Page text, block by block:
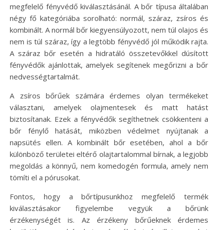
megfelelő fényvédő kiválasztásánál. A bőr típusa általában
négy fő kategóriába sorolható: normál, száraz, zsíros és
kombinált. A normál bőr kiegyensúlyozott, nem túl olajos és
nem is túl száraz, így a legtöbb fényvédő jól működik rajta.
A száraz bőr esetén a hidratáló összetevőkkel dúsított
fényvédők ajánlottak, amelyek segítenek megőrizni a bőr
nedvességtartalmát.
A zsíros bőrűek számára érdemes olyan termékeket
választani, amelyek olajmentesek és matt hatást
biztosítanak. Ezek a fényvédők segíthetnek csökkenteni a
bőr fénylő hatását, miközben védelmet nyújtanak a
napsütés ellen. A kombinált bőr esetében, ahol a bőr
különböző területei eltérő olajtartalommal bírnak, a legjobb
megoldás a könnyű, nem komedogén formula, amely nem
tömíti el a pórusokat.
Fontos, hogy a bőrtípusunkhoz megfelelő termék
kiválasztásakor figyelembe vegyük a bőrünk
érzékenységét is. Az érzékeny bőrűeknek érdemes